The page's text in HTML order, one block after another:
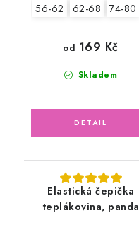
56-62 62-68 74-80
Skladem
od 169 Kč
Elastická čepička
teplákovina, panda